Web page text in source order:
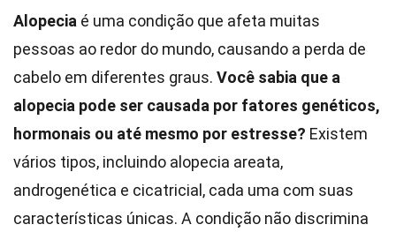
Alopecia é uma condição que afeta muitas
pessoas ao redor do mundo, causando a perda de
cabelo em diferentes graus. Você sabia que a
alopecia pode ser causada por fatores genéticos,
hormonais ou até mesmo por estresse? Existem
vários tipos, incluindo alopecia areata,
androgenética e cicatricial, cada uma com suas
características únicas. A condição não discrimina